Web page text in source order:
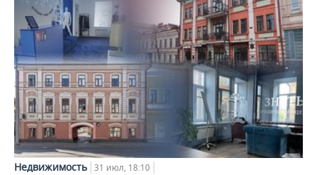
Недвижимость 31 июл, 18:10